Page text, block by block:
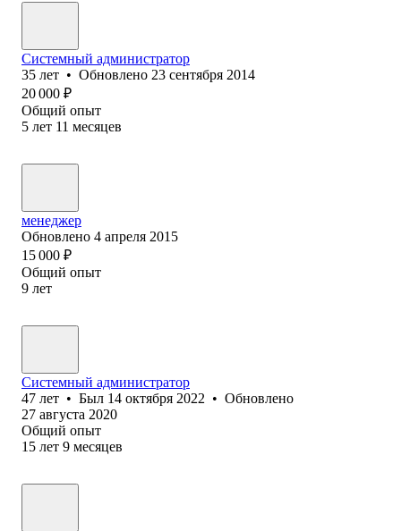
Системный администратор
35 лет • Обновлено 23 сентября 2014
20 000 ₽
Общий опыт
5 лет 11 месяцев
менеджер
Обновлено 4 апреля 2015
15 000 ₽
Общий опыт
9 лет
Системный администратор
47 лет • Был 14 октября 2022 • Обновлено
27 августа 2020
Общий опыт
15 лет 9 месяцев